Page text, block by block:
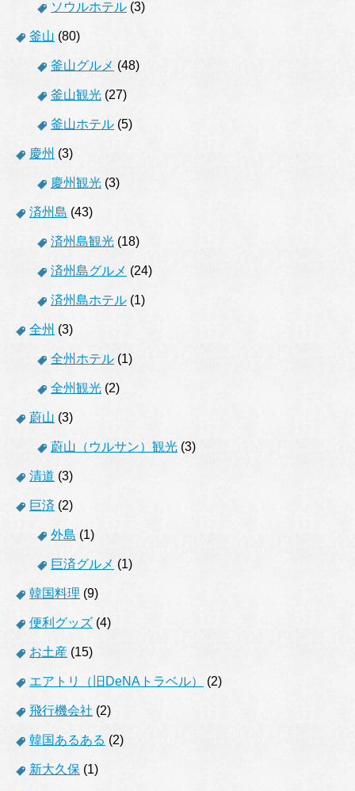
ソウルホテル (3)
釜山 (80)
釜山グルメ (48)
釜山観光 (27)
釜山ホテル (5)
慶州 (3)
慶州観光 (3)
済州島 (43)
済州島観光 (18)
済州島グルメ (24)
済州島ホテル (1)
全州 (3)
全州ホテル (1)
全州観光 (2)
蔚山 (3)
蔚山（ウルサン）観光 (3)
清道 (3)
巨済 (2)
外島 (1)
巨済グルメ (1)
韓国料理 (9)
便利グッズ (4)
お土産 (15)
エアトリ（旧DeNAトラベル） (2)
飛行機会社 (2)
韓国あるある (2)
新大久保 (1)